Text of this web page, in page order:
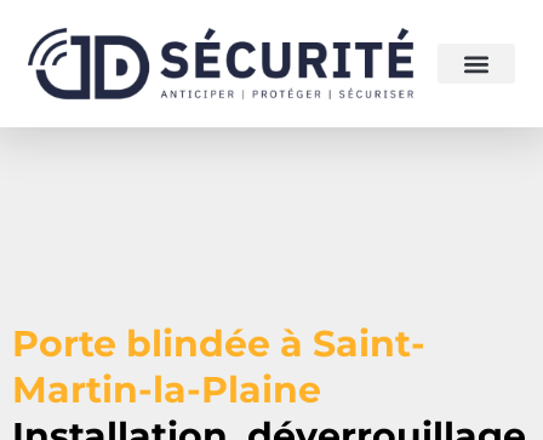
Porte blindée à Saint-
Martin-la-Plaine